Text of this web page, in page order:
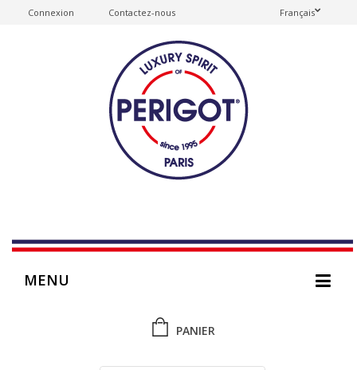
Connexion Français
Contactez-nous
MENU
PANIER